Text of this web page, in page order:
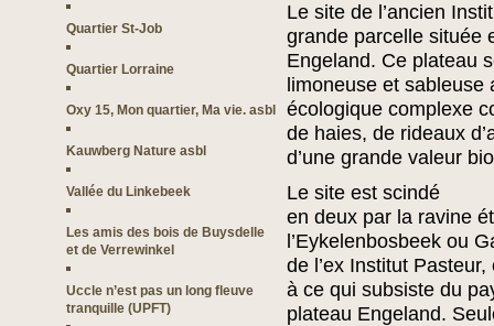
Quartier St-Job
Quartier Lorraine
Oxy 15, Mon quartier, Ma vie. asbl
Kauwberg Nature asbl
Vallée du Linkebeek
Les amis des bois de Buysdelle
et de Verrewinkel
Uccle n’est pas un long fleuve
tranquille (UPFT)
Le site de l’ancien
grande parcelle située
Engeland. Ce plateau
limoneuse et
écologique complexe
de haies, de rideaux
d’une grande valeur
Le site est scindé
en deux par la ravine
l’Eykelenbosbeek ou
de l’ex Institut
à ce qui subsiste du
plateau Engeland.